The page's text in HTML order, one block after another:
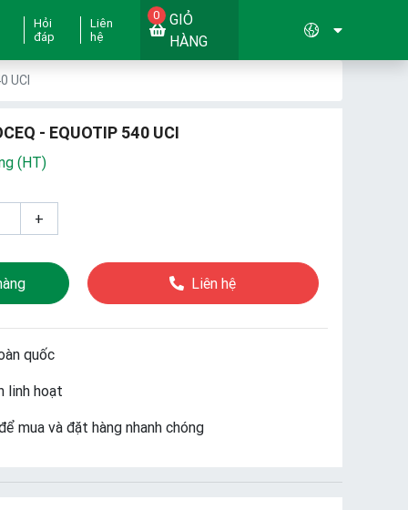
Hỏi
đáp
Liên
hệ
GIỎ
HÀNG
0
UCI
- EQUOTIP 540 UCI
(HT)
+
Liên hệ
quốc
linh hoạt
mua và đặt hàng nhanh chóng